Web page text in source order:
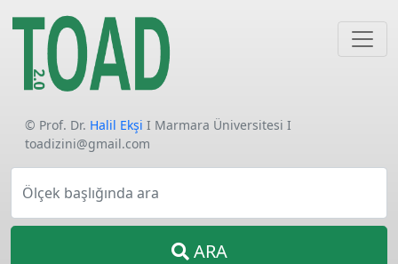
© Prof. Dr. Halil Ekşi I Marmara Üniversitesi I
toadizini@gmail.com
Ölçek başlığında ara
ARA